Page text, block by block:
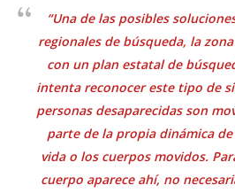
“Una de las posibles
regionales de búsqueda, la
con un plan estatal de
intenta reconocer este tipo de
personas desaparecidas son
parte de la propia dinámica
vida o los cuerpos movidos.
cuerpo aparece ahí, no